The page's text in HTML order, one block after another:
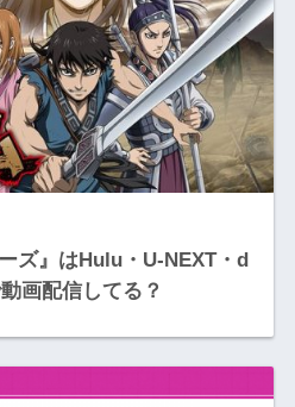
ズ』はHulu・U-NEXT・d
画配信してる？